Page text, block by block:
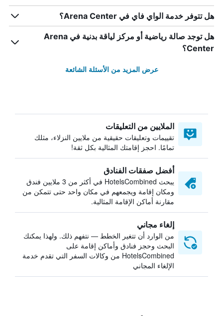
هل تتوفر خدمة الواي فاي في Arena Center؟
هل توجد صالة رياضية أو مركز لياقة بدنية في Arena
Center؟
عرض المزيد من الأسئلة الشائعة
الملايين من التعليقات
تقييمات وتعليقات حقيقية من ملايين النزلاء، مثلك
تمامًا. احجز إقامتك المثالية بكل ثقة!
أفضل صفقات الفنادق
يبحث HotelsCombined في أكثر من 3 ملايين فندق
ومكان إقامة ويجمعهم في مكان واحد حتى تتمكن من
مقارنة أماكن الإقامة المثالية.
إلغاء مجاني
من الوارد أن تتغير الخطط — نتفهم ذلك. ولهذا يمكنك
البحث وحجز فنادق وأماكن إقامة على
HotelsCombined من وكالات السفر التي تقدم خدمة
الإلغاء المجاني